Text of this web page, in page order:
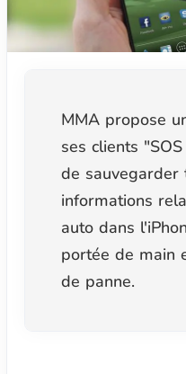
MMA propose
ses clients
de sauvegarder
informations
auto dans
portée de main
de panne.